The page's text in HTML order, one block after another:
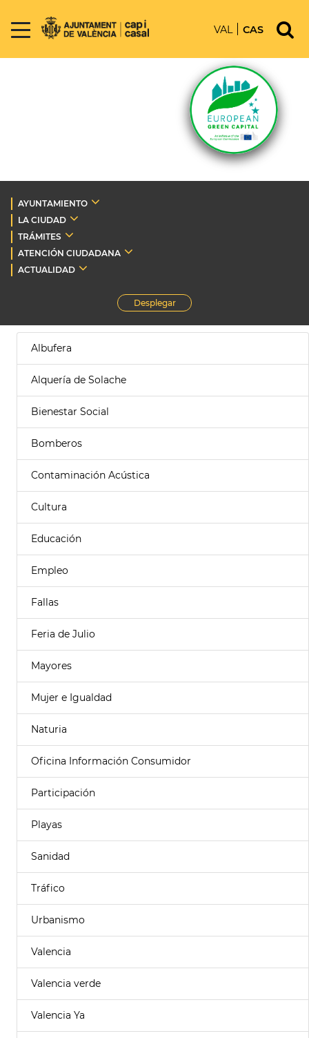
VAL CAS
AYUNTAMIENTO
LA CIUDAD
TRÁMITES
ATENCIÓN CIUDADANA
ACTUALIDAD
Desplegar
Albufera
Alquería de Solache
Bienestar Social
Bomberos
Contaminación Acústica
Cultura
Educación
Empleo
Fallas
Feria de Julio
Mayores
Mujer e Igualdad
Naturia
Oficina Información Consumidor
Participación
Playas
Sanidad
Tráfico
Urbanismo
Valencia
Valencia verde
Valencia Ya